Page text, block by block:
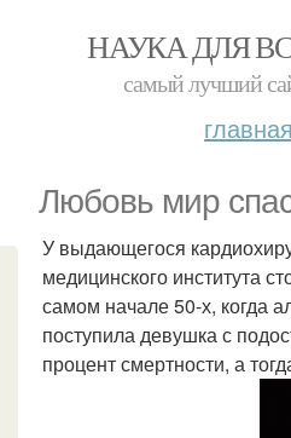
НАУКА ДЛЯ
самый лучший
главная
Любовь мир
У выдающегося
медицинского института
самом начале 50-х, когда
поступила девушка с
процент смертности, а